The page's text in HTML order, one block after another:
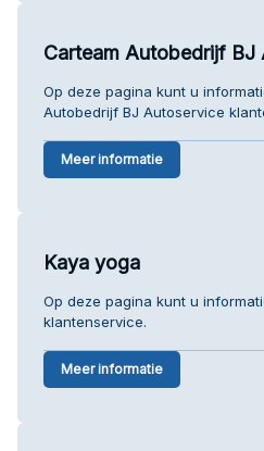
Carteam Autobedrijf BJ
Op deze pagina kunt u
Autobedrijf BJ Autoservice
Meer informatie
Kaya yoga
Op deze pagina kunt u
klantenservice.
Meer informatie